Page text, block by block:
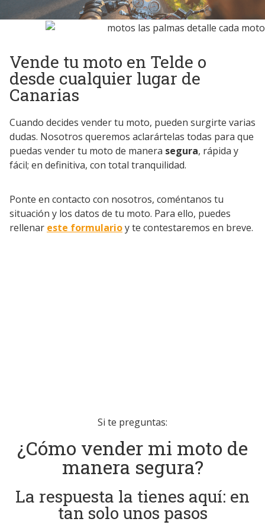
Vende tu moto en Telde o
desde cualquier lugar de
Canarias
Cuando decides vender tu moto, pueden surgirte varias
dudas. Nosotros queremos aclarártelas todas para que
puedas vender tu moto de manera segura, rápida y
fácil; en definitiva, con total tranquilidad.
Ponte en contacto con nosotros, coméntanos tu
situación y los datos de tu moto. Para ello, puedes
rellenar este formularioy te contestaremos en breve.
Si te preguntas:
¿Cómo vender mi moto de
manera segura?
La respuesta la tienes aquí: en
tan solo unos pasos